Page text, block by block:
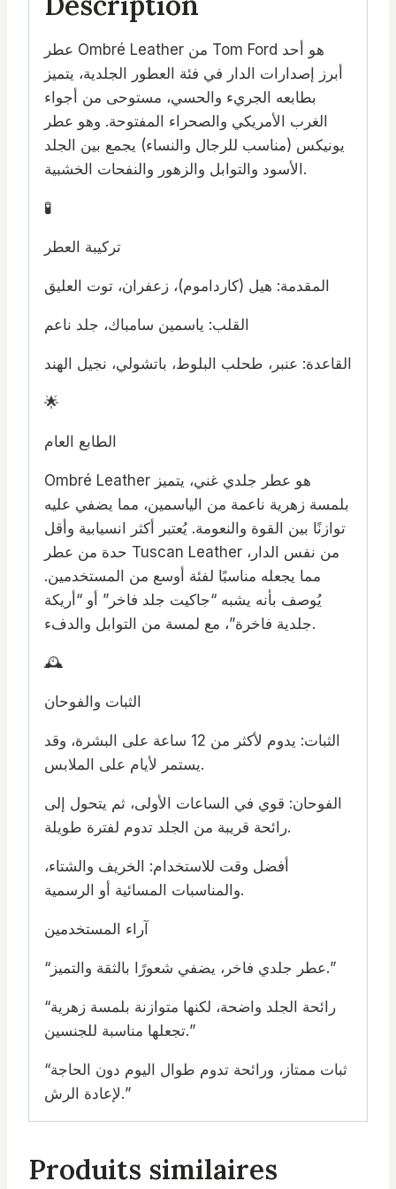
عطر Ombré Leather من Tom Ford هو أحد
أبرز إصدارات الدار في فئة العطور الجلدية، يتميز
بطابعه الجريء والحسي، مستوحى من أجواء
الغرب الأمريكي والصحراء المفتوحة. وهو عطر
يونيكس (مناسب للرجال والنساء) يجمع بين الجلد
الأسود والتوابل والزهور والنفحات الخشبية.
🧪
تركيبة العطر
المقدمة: هيل (كارداموم)، زعفران، توت العليق
القلب: ياسمين سامباك، جلد ناعم
القاعدة: عنبر، طحلب البلوط، باتشولي، نجيل الهند
🌟
الطابع العام
Ombré Leather هو عطر جلدي غني، يتميز
بلمسة زهرية ناعمة من الياسمين، مما يضفي عليه
توازنًا بين القوة والنعومة. يُعتبر أكثر انسيابية وأقل
حدة من عطر Tuscan Leather من نفس الدار،
مما يجعله مناسبًا لفئة أوسع من المستخدمين.
يُوصف بأنه يشبه “جاكيت جلد فاخر” أو “أريكة
جلدية فاخرة”، مع لمسة من التوابل والدفء.
🕰️
الثبات والفوحان
الثبات: يدوم لأكثر من 12 ساعة على البشرة، وقد
يستمر لأيام على الملابس.
الفوحان: قوي في الساعات الأولى، ثم يتحول إلى
رائحة قريبة من الجلد تدوم لفترة طويلة.
أفضل وقت للاستخدام: الخريف والشتاء،
والمناسبات المسائية أو الرسمية.
آراء المستخدمين
“عطر جلدي فاخر، يضفي شعورًا بالثقة والتميز.”
“رائحة الجلد واضحة، لكنها متوازنة بلمسة زهرية
تجعلها مناسبة للجنسين.”
“ثبات ممتاز، ورائحة تدوم طوال اليوم دون الحاجة
لإعادة الرش.”
Produits similaires